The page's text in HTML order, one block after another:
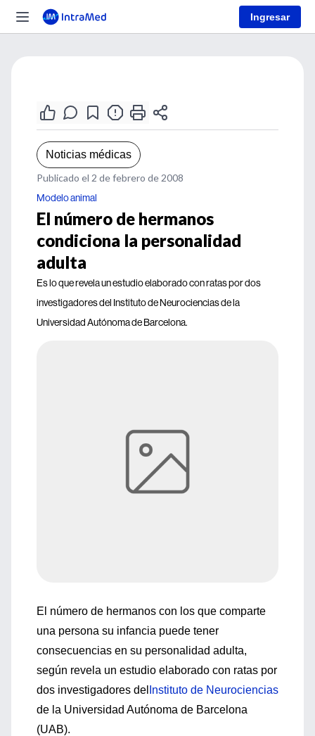
Ingresar
Noticias médicas
Publicado el 2 de febrero de 2008
Modelo animal
El número de hermanos
condiciona la personalidad
adulta
Es lo que revela un estudio elaborado con ratas por dos
investigadores del Instituto de Neurociencias de la
Universidad Autónoma de Barcelona.
El número de hermanos con los que comparte
una persona su infancia puede tener
consecuencias en su personalidad adulta,
según revela un estudio elaborado con ratas por
dos investigadores del Instituto de Neurociencias
de la Universidad Autónoma de Barcelona
(UAB).